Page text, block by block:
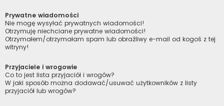
Prywatne wiadomości
Nie mogę wysyłać prywatnych wiadomości!
Otrzymuję niechciane prywatne wiadomości!
Otrzymałem/otrzymałam spam lub obraźliwy e-mail od kogoś z tej
witryny!
Przyjaciele i wrogowie
Co to jest lista przyjaciół i wrogów?
W jaki sposób można dodawać/usuwać użytkowników z listy
przyjaciół lub wrogów?